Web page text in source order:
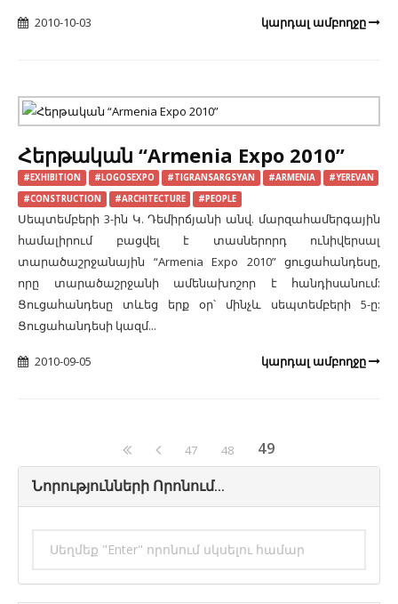
2010-10-03 կարդալ ամբողջը
Հերթական “Armenia Expo 2010”
#EXHIBITION #LOGOSEXPO #TIGRANSARGSYAN #ARMENIA
#YEREVAN
#CONSTRUCTION
#ARCHITECTURE #PEOPLE
Սեպտեմբերի 3-ին Կ. Դեմիրճյանի անվ. մարզահամերգային
համալիրում բացվել է տասներորդ ունիվերսալ
տարածաշրջանային “Armenia Expo 2010” ցուցահանդեսը,
որը տարածաշրջանի ամենախոշոր է հանդիսանում:
Ցուցահանդեսը տևեց երք օր՝ մինչև սեպտեմբերի 5-ը:
Ցուցահանդեսի կազմ...
2010-09-05 կարդալ ամբողջը
47 48 49
Նորությունների Որոնում...